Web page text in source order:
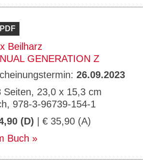
PDF
Beilharz
GENERATION Z
26.09.2023
Seiten, 23,0 x 15,3 cm
978-3-96739-154-1
(D) | € 35,90 (A)
Buch